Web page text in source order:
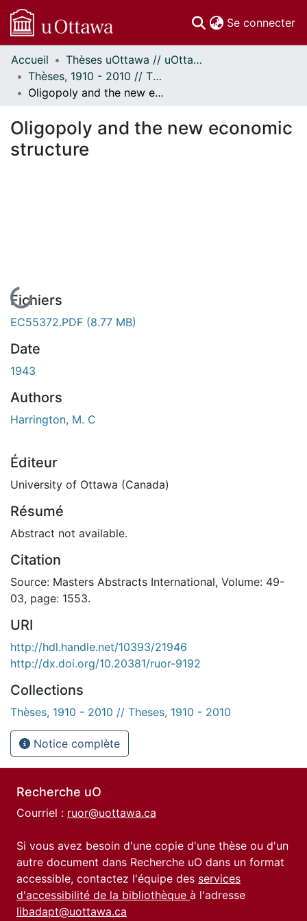
Se connecter
Communautés
et collections
Parcourir
À propos
Accueil
Thèses uOttawa // uOttawa Theses
Thèses, 1910 - 2010 // Theses, 1910 - 2010
Oligopoly and the new economic structure
Oligopoly and the new economic
structure
En cours de chargement...
Fichiers
EC55372.PDF (8.77 MB)
Date
1943
Authors
Harrington, M. C
Éditeur
University of Ottawa (Canada)
Résumé
Abstract not available.
Citation
Source: Masters Abstracts International, Volume: 49-
03, page: 1553.
URI
http://hdl.handle.net/10393/21946
http://dx.doi.org/10.20381/ruor-9192
Collections
Thèses, 1910 - 2010 // Theses, 1910 - 2010
Notice complète
Recherche uO
Courriel : ruor@uottawa.ca
Si vous avez besoin d'une copie d'une thèse ou d'un
autre document dans Recherche uO dans un format
accessible, contactez l'équipe des services
d'accessibilité de la bibliothèque à l'adresse
libadapt@uottawa.ca